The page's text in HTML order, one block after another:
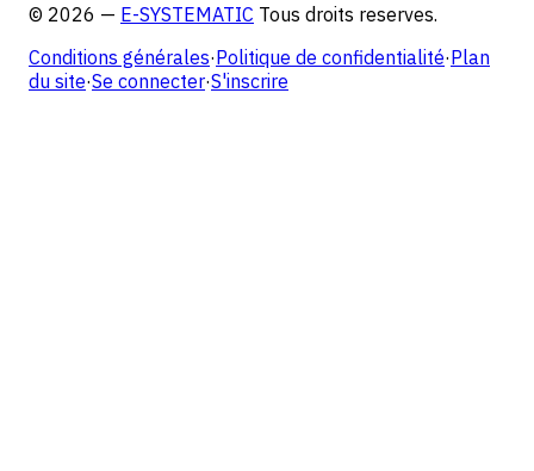
© 2026 — E-SYSTEMATIC Tous droits reserves.
Conditions générales·Politique de confidentialité·Plan
du site·Se connecter·S'inscrire